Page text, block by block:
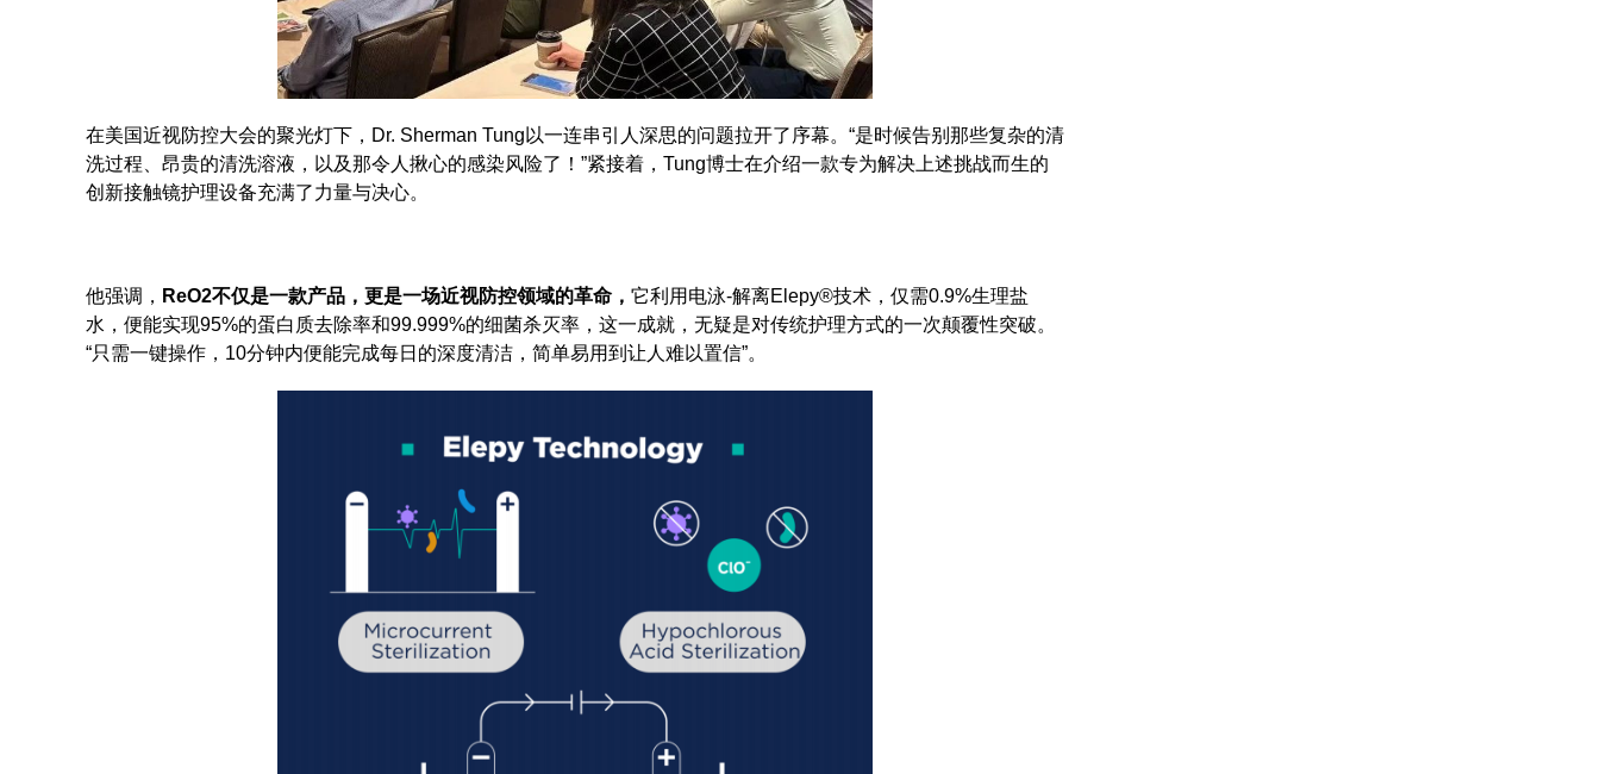
在美国近视防控大会的聚光灯下，Dr. Sherman Tung以一连串引人深思的问题拉开了序幕。“是时候告别那些复杂的清
洗过程、昂贵的清洗溶液，以及那令人揪心的感染风险了！”紧接着，Tung博士在介绍一款专为解决上述挑战而生的
创新接触镜护理设备充满了力量与决心。
他强调， ReO2不仅是一款产品，更是一场近视防控领域的革命， 它利用电泳-解离Elepy®技术，仅需0.9%生理盐
水，便能实现95%的蛋白质去除率和99.999%的细菌杀灭率，这一成就，无疑是对传统护理方式的一次颠覆性突破。
“只需一键操作，10分钟内便能完成每日的深度清洁，简单易用到让人难以置信”。